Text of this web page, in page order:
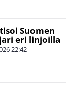
Suomen
eri linjoilla
22:42